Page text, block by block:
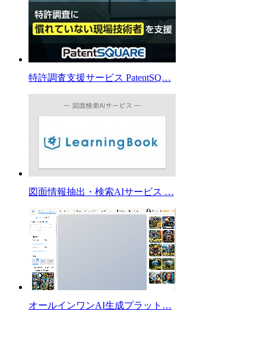
特許調査支援サービス PatentSQ…
図面情報抽出・検索AIサービス …
オールインワンAI生成プラット…